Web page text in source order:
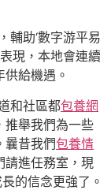
輔助‘數字游平易
現，本地會連續
給機遇。
和社區都包養網
推舉我們為一些
曩昔我們包養情
請進任務室，現
的信念更強了。